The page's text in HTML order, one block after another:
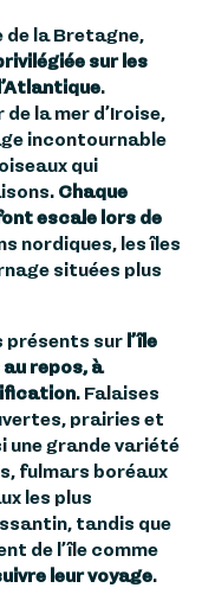
VIVANT À
de la Bretagne,
sur les
.
la mer d’Iroise,
incontournable
qui
Chaque
escale lors de
nordiques, les îles
situées plus
présents sur l’île
repos, à
. Falaises
prairies et
une grande variété
fulmars boréaux
les plus
tandis que
de l’île comme
leur voyage.